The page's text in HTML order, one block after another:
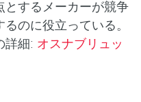
とするメーカーが競争
のに役立っている。
詳細: オスナブリュッ